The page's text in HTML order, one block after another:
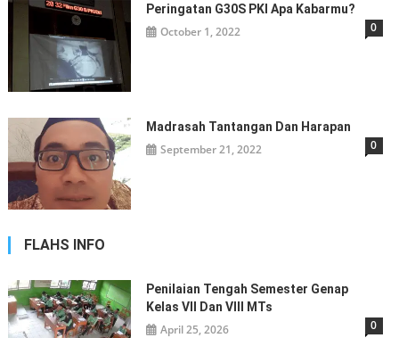
Peringatan G30S PKI Apa Kabarmu?
October 1, 2022 0
Madrasah Tantangan Dan Harapan
September 21, 2022 0
FLAHS INFO
Penilaian Tengah Semester Genap
Kelas VII Dan VIII MTs
April 25, 2026 0